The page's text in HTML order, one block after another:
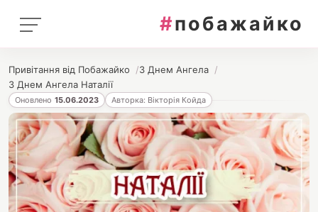
#побажайко
Привітання від Побажайко
З Днем Ангела
З Днем Ангела Наталії
Оновлено 15.06.2023 Авторка: Вікторія Койда